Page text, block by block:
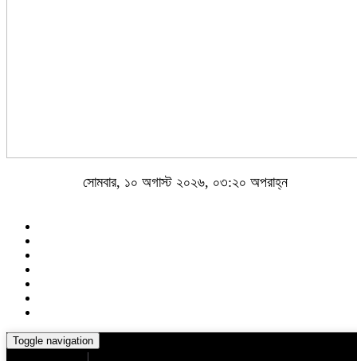
সোমবার, ১০ অগাস্ট ২০২৬, ০৩:২০ অপরাহ্ন
Toggle navigation